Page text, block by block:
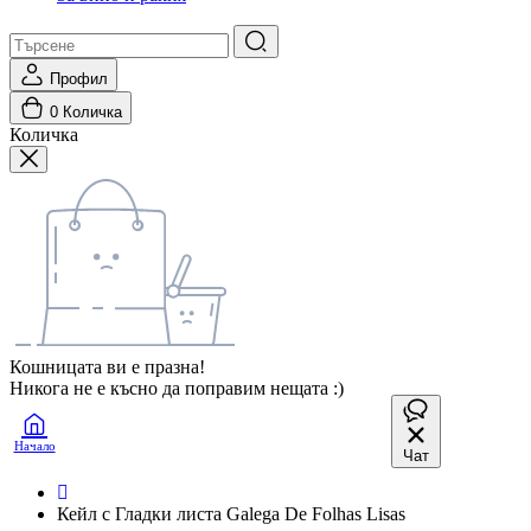
Профил
0 Количка
Количка
Кошницата ви е празна!
Никога не е късно да поправим нещата :)
Начало
Чат
Кейл с Гладки листа Galega De Folhas Lisas